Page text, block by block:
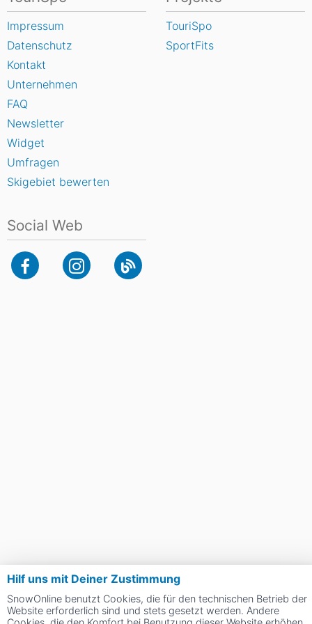
Hilf uns mit Deiner Zustimmung
SnowOnline benutzt Cookies, die für den technischen Betrieb der
Website erforderlich sind und stets gesetzt werden. Andere
Impressum
Datenschutz
Kontakt
Unternehmen
FAQ
Newsletter
Widget
Umfragen
Skigebiet bewerten
TouriSpo
SportFits
Social Web